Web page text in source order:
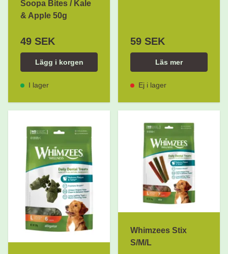
Soopa Bites / Kale
& Apple 50g
49 SEK
Lägg i korgen
I lager
59 SEK
Läs mer
Ej i lager
Whimzees Stix
S/M/L